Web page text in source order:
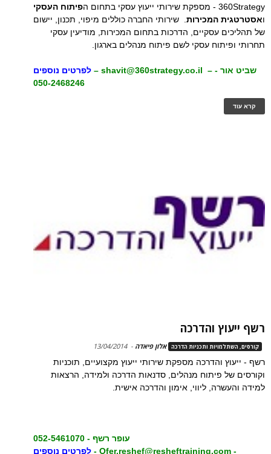
360Strategy - מספקת שירותי ייעוץ עסקי בתחום ה
פיתוח העסקי
ואסטרטגית המכירות. שירותי החברה כוללים מיפוי, תכנון, יישום
של תהליכים עסקיים, הדרכות בתחום המכירות, מודיעין עסקי
תחרותי ופיתוח עסקי לשם פיתוח מנהלים בארגון.
לפרטים נוספים – shavit@360strategy.co.il – שביט אור -
050-2468246
קרא עוד
רשף ייעוץ והדרכה
קורסים, השתלמויות ותכניות הדרכה אלון פיאדה -
13/04/2014
רשף - ייעוץ והדרכה מספקת שירותי ייעוץ מקצועיים, תוכניות
וקורסים של פיתוח מנהלים, סדנאות הדרכה ולמידה, הרצאות
למידה והעשרה, ליווי, אימון והדרכה אישית.
עופר רשף - 052-5461070
- Ofer.reshef@resheftraining.com -
לפרטים נוספים